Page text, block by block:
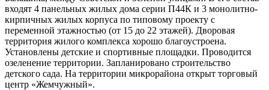
входят 4 панельных жилых дома серии П44К и 3 монолитно-
кирпичных жилых корпуса по типовому проекту с
переменной этажностью (от 15 до 22 этажей). Дворовая
территория жилого комплекса хорошо благоустроена.
Установлены детские и спортивные площадки. Проводится
озеленение территории. Запланировано строительство
детского сада. На территории микрорайона открыт торговый
центр «Жемчужный».